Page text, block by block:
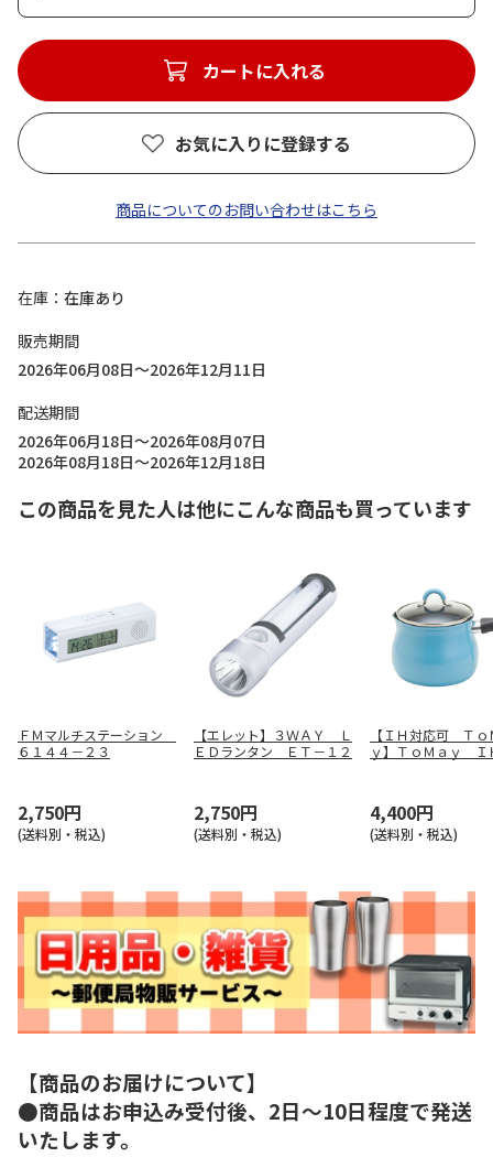
カートに入れる
お気に入りに登録する
商品についてのお問い合わせはこちら
在庫
在庫あり
販売期間
2026年06月08日～2026年12月11日
配送期間
2026年06月18日～2026年08月07日
2026年08月18日～2026年12月18日
この商品を見た人は他にこんな商品も買っています
ＦＭマルチステーション
６１４４－２３
2,750円
(送料別・税込)
【エレット】３ＷＡＹ Ｌ
ＥＤランタン ＥＴ－１２
2,750円
(送料別・税込)
【ＩＨ対応可 Ｔｏ
ｙ】ＴｏＭａｙ Ｉ
4,400円
(送料別・税込)
【商品のお届けについて】
●商品はお申込み受付後、2日～10日程度で発送
いたします。